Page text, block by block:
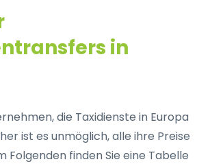
in
die Taxidienste in Europa
ist es unmöglich, alle ihre Preise
Folgenden finden Sie eine Tabelle